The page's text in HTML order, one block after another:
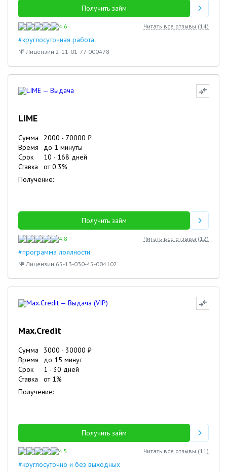
Получить займ
4.6 Читать все отзывы (14)
#круглосуточная работа
№ Лицензии 2-11-01-77-000478
LIME
Сумма 2000 - 70000 ₽
Время
до 1 минуты
Срок
10 - 168 дней
Ставка
от0.3%
Получение:
Получить займ
4.8 Читать все отзывы (12)
#программа лоялности
№ Лицензии 65-13-030-45-004102
Max.Credit
Сумма 3000 - 30000 ₽
Время
до 15 минут
Срок
1 - 30 дней
Ставка
от 1%
Получение:
Получить займ
4.5 Читать все отзывы (11)
#круглосуточно и без выходных